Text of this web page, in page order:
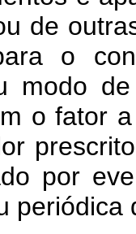
de
o
modo
o fator
por
periódica